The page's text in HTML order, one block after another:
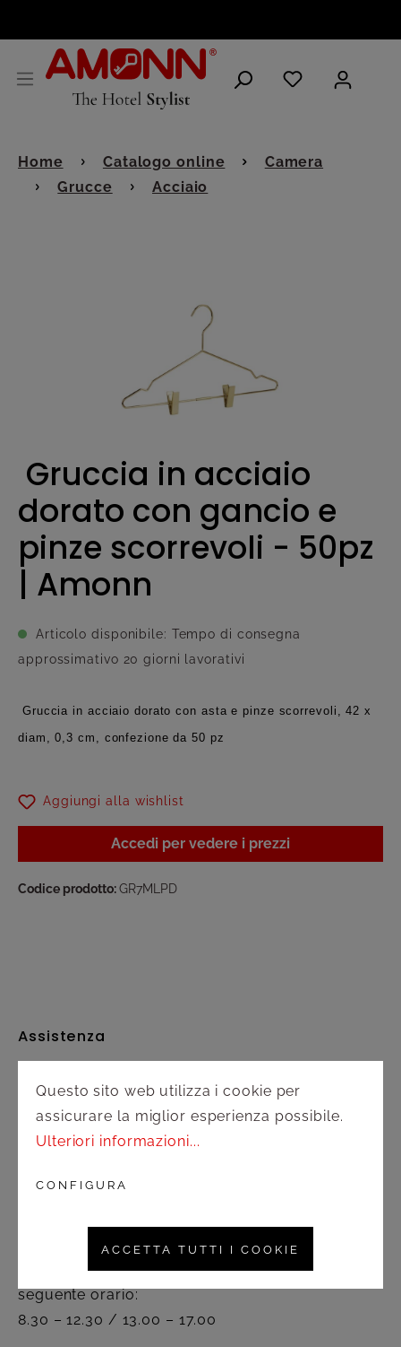
Home Catalogo online
Camera
Grucce
Acciaio
Gruccia in acciaio
dorato con gancio e
pinze scorrevoli - 50pz
| Amonn
Articolo disponibile: Tempo di consegna
approssimativo 20 giorni lavorativi
Gruccia in acciaio dorato con asta e pinze scorrevoli, 42 x
diam, 0,3 cm, confezione da 50 pz
Aggiungi alla wishlist
Accedi per vedere i prezzi
Codice prodotto:GR7MLPD
Assistenza
Diritto di recesso
Attivo dal lunedì al venerdì nel
seguente orario:
8.30 – 12.30 / 13.00 – 17.00
Questo sito web utilizza i cookie per
assicurare la miglior esperienza possibile.
Ulteriori informazioni...
CONFIGURA
ACCETTA TUTTI I COOKIE